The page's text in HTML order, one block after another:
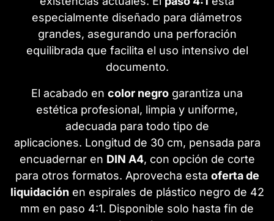
especialmente diseñado para diámetros
grandes, asegurando una perforación
equilibrada que facilita el uso intensivo del
documento.
El acabado en color negro garantiza una
estética profesional, limpia y uniforme,
adecuada para todo tipo de
aplicaciones. Longitud de 30 cm, pensada para
encuadernar en DIN A4, con opción de corte
para otros formatos. Aprovecha esta oferta de
liquidación en espirales de plástico negro de 42
mm en paso 4:1. Disponible solo hasta fin de